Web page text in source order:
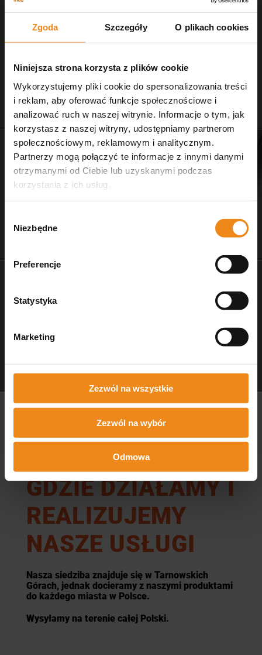
Zgoda Szczegóły O plikach cookies
Niniejsza strona korzysta z plików cookie
Wykorzystujemy pliki cookie do spersonalizowania treści
i reklam, aby oferować funkcje społecznościowe i
analizować ruch w naszej witrynie. Informacje o tym, jak
korzystasz z naszej witryny, udostępniamy partnerom
społecznościowym, reklamowym i analitycznym.
Partnerzy mogą połączyć te informacje z innymi danymi
otrzymanymi od Ciebie lub uzyskanymi podczas
korzystania z ich usług.
zgody
Niezbędne
Preferencje
Statystyka
Marketing
Zezwól na wszystkie
Zezwól na wybór
Odmowa
Stetoskopy
zobacz naszą ofertę
Nożczyki do strzyżenia
dla salonów pielęgnacji
czystość w gabinecie
GDZIE DZIAŁAMY I
REALIZUJEMY
NASZE USŁUGI
Nasza siedziba znajduje się w Tarnowskich
Górach, jednak docieramy z naszymi produktami
do każdego miasta w Polsce.
Wysyłamy na terenie całej Polski.